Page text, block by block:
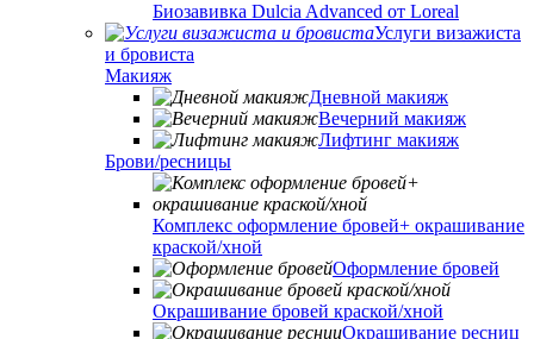
Биозавивка Dulcia Advanced от Loreal
Услуги визажиста
и бровиста
Макияж
Дневной макияж
Вечерний макияж
Лифтинг макияж
Брови/ресницы
Комплекс оформление бровей+ окрашивание
краской/хной
Оформление бровей
Окрашивание бровей краской/хной
Окрашивание ресниц